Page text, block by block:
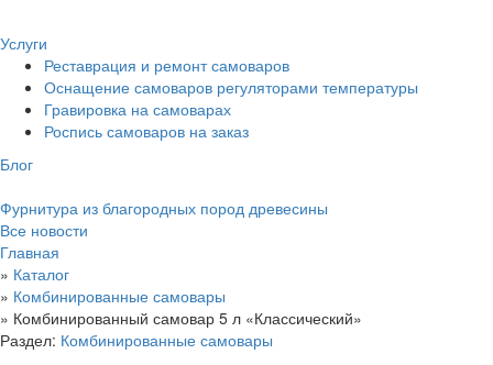
Услуги
Реставрация и ремонт самоваров
Оснащение самоваров регуляторами температуры
Гравировка на самоварах
Роспись самоваров на заказ
Блог
Фурнитура из благородных пород древесины
Все новости
Главная
» Каталог
» Комбинированные самовары
» Комбинированный самовар 5 л «Классический»
Раздел: Комбинированные самовары